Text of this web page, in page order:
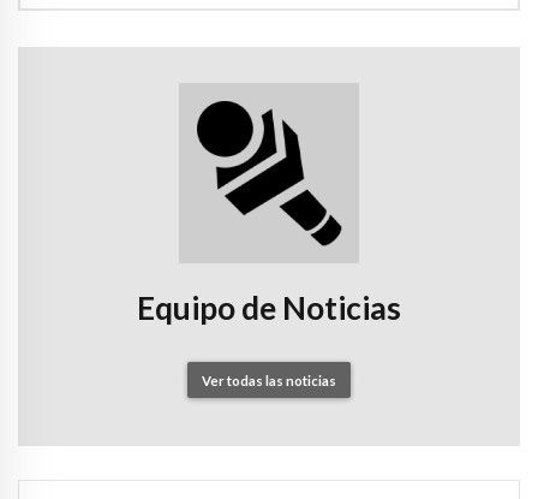
Equipo de Noticias
Ver todas las noticias